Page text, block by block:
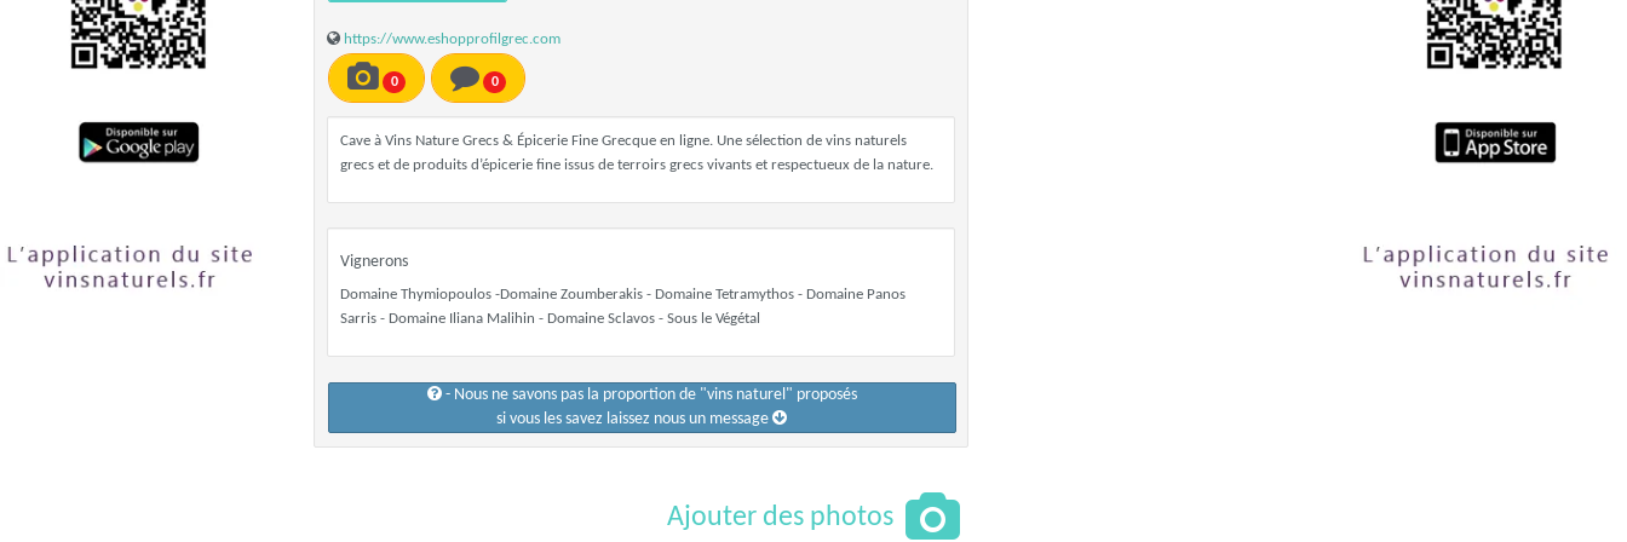
https://www.eshopprofilgrec.com
0 0
Cave à Vins Nature Grecs & Épicerie Fine Grecque en ligne. Une sélection de vins naturels
grecs et de produits d’épicerie fine issus de terroirs grecs vivants et respectueux de la nature.
Vignerons
Domaine Thymiopoulos -Domaine Zoumberakis - Domaine Tetramythos - Domaine Panos
Sarris - Domaine Iliana Malihin - Domaine Sclavos - Sous le Végétal
- Nous ne savons pas la proportion de "vins naturel" proposés
si vous les savez laissez nous un message
Ajouter des photos